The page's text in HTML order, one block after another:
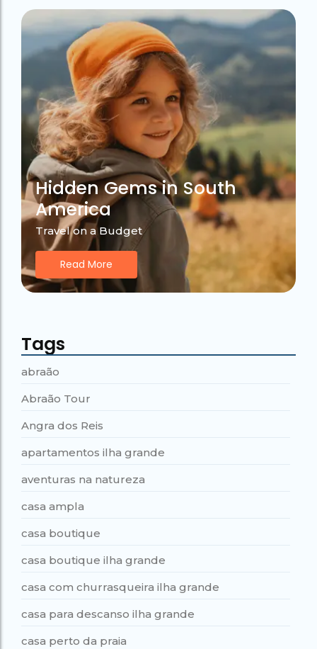
Hidden Gems in South
America
Travel on a Budget
Read More
Tags
abraão
Abraão Tour
Angra dos Reis
apartamentos ilha grande
aventuras na natureza
casa ampla
casa boutique
casa boutique ilha grande
casa com churrasqueira ilha grande
casa para descanso ilha grande
casa perto da praia